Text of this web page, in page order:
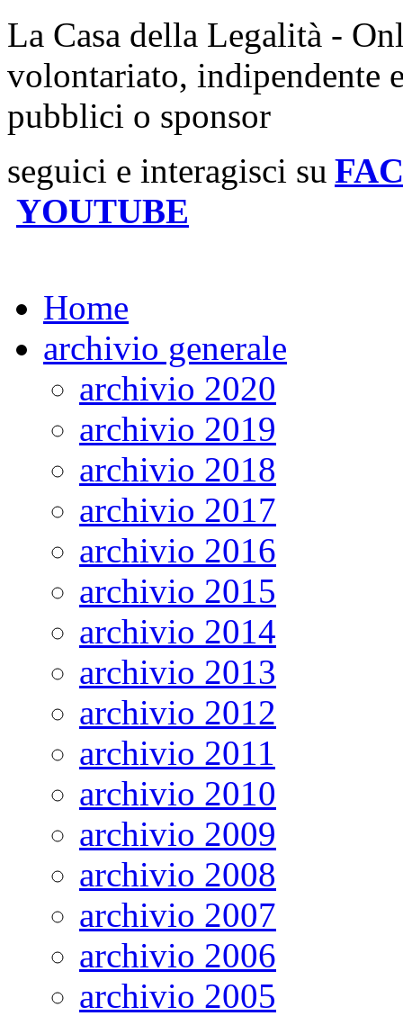
La Casa della Legalità -
volontariato, indipendente
pubblici o sponsor
seguici e interagisci su
YOUTUBE
Home
archivio generale
archivio 2020
archivio 2019
archivio 2018
archivio 2017
archivio 2016
archivio 2015
archivio 2014
archivio 2013
archivio 2012
archivio 2011
archivio 2010
archivio 2009
archivio 2008
archivio 2007
archivio 2006
archivio 2005